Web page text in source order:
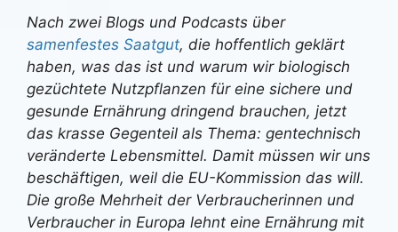
Nach zwei Blogs und Podcasts über
samenfestes Saatgut, die hoffentlich geklärt
haben, was das ist und warum wir biologisch
gezüchtete Nutzpflanzen für eine sichere und
gesunde Ernährung dringend brauchen, jetzt
das krasse Gegenteil als Thema: gentechnisch
veränderte Lebensmittel. Damit müssen wir uns
beschäftigen, weil die EU-Kommission das will.
Die große Mehrheit der Verbraucherinnen und
Verbraucher in Europa lehnt eine Ernährung mit